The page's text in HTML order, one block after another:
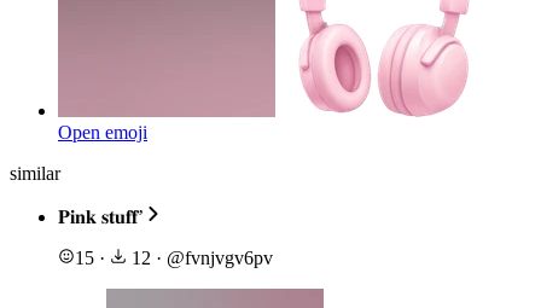
Open emoji
similar
𝐏𝐢𝐧𝐤 𝐬𝐭𝐮𝐟𝐟’
15 · 12 · @fvnjvgv6pv